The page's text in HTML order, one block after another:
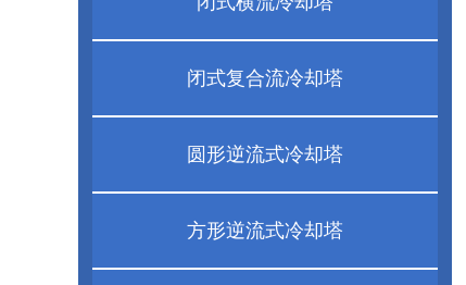
闭式复合流冷却塔
圆形逆流式冷却塔
方形逆流式冷却塔